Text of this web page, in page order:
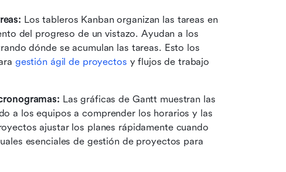
Los tableros Kanban organizan las tareas en
del progreso de un vistazo. Ayudan a los
dónde se acumulan las tareas. Esto los
gestión ágil de proyectos y flujos de trabajo
Las gráficas de Gantt muestran las
a los equipos a comprender los horarios y las
ajustar los planes rápidamente cuando
esenciales de gestión de proyectos para